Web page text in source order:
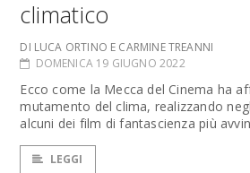
climatico
DI LUCA ORTINO E CARMINE TREANNI
DOMENICA 19 GIUGNO 2022
Ecco come la Mecca del Cinema ha
mutamento del clima, realizzando
alcuni dei film di fantascienza più
LEGGI